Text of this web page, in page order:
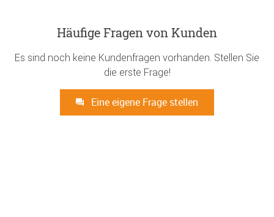
Häufige Fragen von Kunden
Es sind noch keine Kundenfragen vorhanden. Stellen Sie
die erste Frage!
Eine eigene Frage stellen